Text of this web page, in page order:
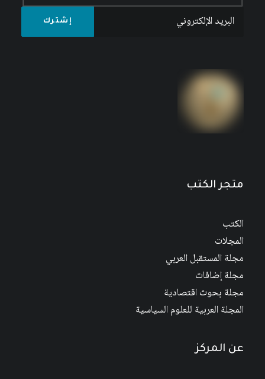
متجر الكتب
الكتب
المجلات
مجلة المستقبل العربي
مجلة إضافات
مجلة بحوث اقتصادية
المجلة العربية للعلوم السياسية
عن المركز